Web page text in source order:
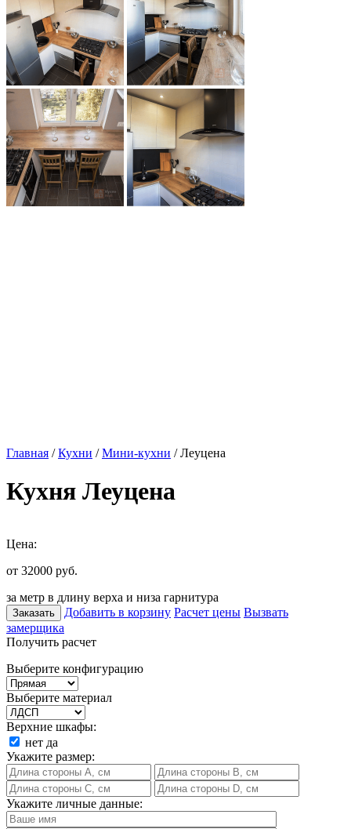
Главная /Кухни /Мини-кухни / Леуцена
Кухня Леуцена
Цена:
от 32000 руб.
за метр в длину верха и низа гарнитура
Заказать Добавить в корзину Расчет цены Вызвать
замерщика
Получить расчет
Выберите конфигурацию
Выберите материал
Верхние шкафы:
нет да
Укажите размер:
Укажите личные данные: